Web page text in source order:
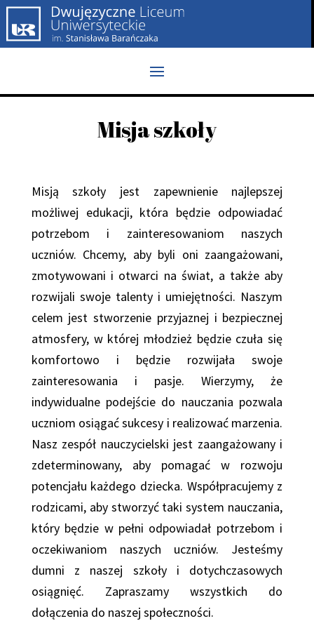
Misja szkoły
Misją szkoły jest zapewnienie najlepszej
możliwej edukacji, która będzie odpowiadać
potrzebom i zainteresowaniom naszych
uczniów. Chcemy, aby byli oni zaangażowani,
zmotywowani i otwarci na świat, a także aby
rozwijali swoje talenty i umiejętności. Naszym
celem jest stworzenie przyjaznej i bezpiecznej
atmosfery, w której młodzież będzie czuła się
komfortowo i będzie rozwijała swoje
zainteresowania i pasje. Wierzymy, że
indywidualne podejście do nauczania pozwala
uczniom osiągać sukcesy i realizować marzenia.
Nasz zespół nauczycielski jest zaangażowany i
zdeterminowany, aby pomagać w rozwoju
potencjału każdego dziecka. Współpracujemy z
rodzicami, aby stworzyć taki system nauczania,
który będzie w pełni odpowiadał potrzebom i
oczekiwaniom naszych uczniów. Jesteśmy
dumni z naszej szkoły i dotychczasowych
osiągnięć. Zapraszamy wszystkich do
dołączenia do naszej społeczności.